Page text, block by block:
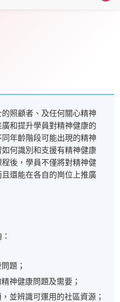
照顧者、及任何關心精神
廣和提升學員對精神健康的
年齡階段可能出現的精神
何識別和支援有精神健康
後，學員不僅將對精神健
還能在各自的崗位上推廣
題；
神健康問題及需要；
並辨識可運用的社區資源；